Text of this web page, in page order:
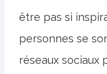
être pas si
personnes se
réseaux sociaux